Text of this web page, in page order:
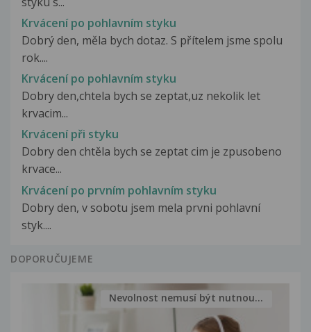
Krvácení po pohlavním styku
Dobrý den, měla bych dotaz. S přítelem jsme spolu
rok....
Krvácení po pohlavním styku
Dobry den,chtela bych se zeptat,uz nekolik let
krvacim...
Krvácení při styku
Dobry den chtěla bych se zeptat cim je zpusobeno
krvace...
Krvácení po prvním pohlavním styku
Dobry den, v sobotu jsem mela prvni pohlavní
styk....
DOPORUČUJEME
Nevolnost nemusí být nutnou...